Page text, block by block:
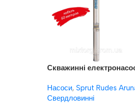
Скважинні
БЦП1,8-90У*
Насоси, Sprut Rudes
Свердловинні